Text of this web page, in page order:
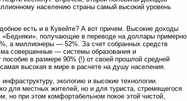
населению страны самый высокий уровень
есть и в Кувейте? А вот причем. Высокие доходы
получающие в переводе на доллары примерно
а миллионеры — 52%. За счет собранных средств
совершенные — системы образования и
в размере 90% (!) от своей прошлой средней
высокая в мире в расчете на душу населения.
экологию и высокие технологии.
для местных жителей, но и для туриста, стремящегося
но при этом комфортабельном покое этой чистой,